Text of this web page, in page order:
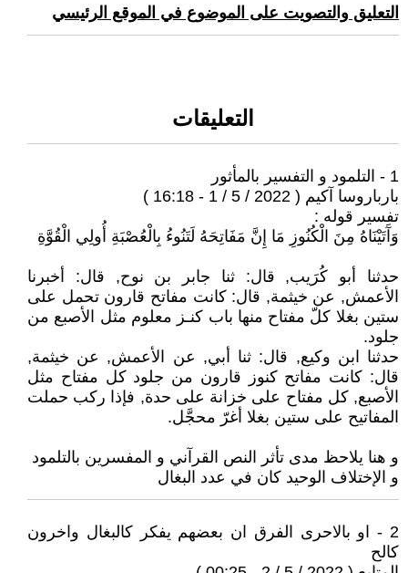
التعليق والتصويت على الموضوع في الموقع الرئيسي
التعليقات
1 - التلمود و التفسير بالمأثور
بارباروسا آكيم ( 2022 / 5 / 1 - 16:18 )
تفسير قوله :
وَآَتَيْنَاهُ مِنَ الْكُنُوزِ مَا إِنَّ مَفَاتِحَهُ لَتَنُوءُ بِالْعُصْبَةِ أُولِي الْقُوَّةِ
حدثنا أبو كُرَيب, قال: ثنا جابر بن نوح, قال: أخبرنا
الأعمش, عن خيثمة, قال: كانت مفاتح قارون تحمل على
ستين بغلا كلّ مفتاح منها باب كنـز معلوم مثل الأصبع من
جلود.
حدثنا ابن وكيع, قال: ثنا أبي, عن الأعمش, عن خيثمة,
قال: كانت مفاتح كنوز قارون من جلود كل مفتاح مثل
الأصبع, كل مفتاح على خزانة على حدة, فإذا ركب حملت
المفاتيح على ستين بغلا أغرّ محجَّل.
و هنا يلاحظ مدى تأثر النص القرآني و المفسرين بالتلمود
و الإختلاف الوحيد كان في عدد البغال
2 - او بالاحرى الفرق ان بعضهم يفكر كالبغال واخرون
كالح